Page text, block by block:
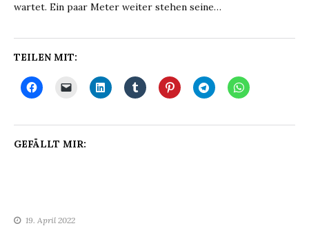
wartet. Ein paar Meter weiter stehen seine…
TEILEN MIT:
GEFÄLLT MIR:
19. April 2022